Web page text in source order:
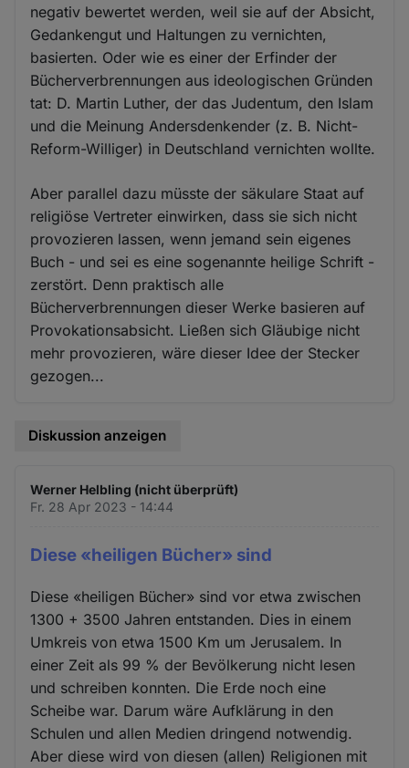
negativ bewertet werden, weil sie auf der Absicht,
Gedankengut und Haltungen zu vernichten,
basierten. Oder wie es einer der Erfinder der
Bücherverbrennungen aus ideologischen Gründen
tat: D. Martin Luther, der das Judentum, den Islam
und die Meinung Andersdenkender (z. B. Nicht-
Reform-Williger) in Deutschland vernichten wollte.
Aber parallel dazu müsste der säkulare Staat auf
religiöse Vertreter einwirken, dass sie sich nicht
provozieren lassen, wenn jemand sein eigenes
Buch - und sei es eine sogenannte heilige Schrift -
zerstört. Denn praktisch alle
Bücherverbrennungen dieser Werke basieren auf
Provokationsabsicht. Ließen sich Gläubige nicht
mehr provozieren, wäre dieser Idee der Stecker
gezogen...
Diskussion anzeigen
Werner Helbling (nicht überprüft)
Fr. 28 Apr 2023 - 14:44
Diese «heiligen Bücher» sind
Diese «heiligen Bücher» sind vor etwa zwischen
1300 + 3500 Jahren entstanden. Dies in einem
Umkreis von etwa 1500 Km um Jerusalem. In
einer Zeit als 99 % der Bevölkerung nicht lesen
und schreiben konnten. Die Erde noch eine
Scheibe war. Darum wäre Aufklärung in den
Schulen und allen Medien dringend notwendig.
Aber diese wird von diesen (allen) Religionen mit